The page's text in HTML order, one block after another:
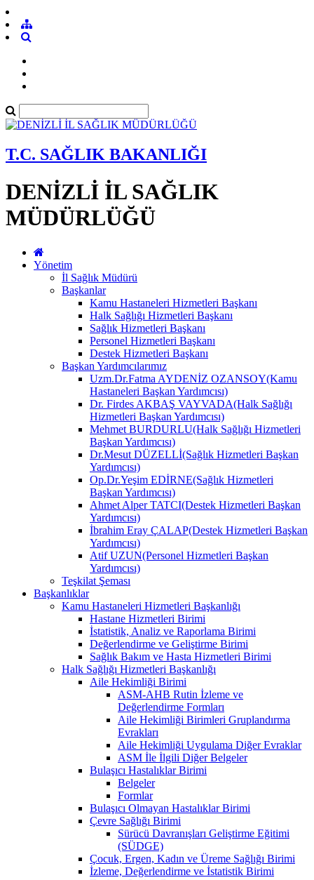
T.C. SAĞLIK BAKANLIĞI
DENİZLİ İL SAĞLIK
MÜDÜRLÜĞÜ
Yönetim
İl Sağlık Müdürü
Başkanlar
Kamu Hastaneleri Hizmetleri Başkanı
Halk Sağlığı Hizmetleri Başkanı
Sağlık Hizmetleri Başkanı
Personel Hizmetleri Başkanı
Destek Hizmetleri Başkanı
Başkan Yardımcılarımız
Uzm.Dr.Fatma AYDENİZ OZANSOY(Kamu
Hastaneleri Başkan Yardımcısı)
Dr. Firdes AKBAŞ VAYVADA(Halk Sağlığı
Hizmetleri Başkan Yardımcısı)
Mehmet BURDURLU(Halk Sağlığı Hizmetleri
Başkan Yardımcısı)
Dr.Mesut DÜZELLİ(Sağlık Hizmetleri Başkan
Yardımcısı)
Op.Dr.Yeşim EDİRNE(Sağlık Hizmetleri
Başkan Yardımcısı)
Ahmet Alper TATCI(Destek Hizmetleri Başkan
Yardımcısı)
İbrahim Eray ÇALAP(Destek Hizmetleri Başkan
Yardımcısı)
Atif UZUN(Personel Hizmetleri Başkan
Yardımcısı)
Teşkilat Şeması
Başkanlıklar
Kamu Hastaneleri Hizmetleri Başkanlığı
Hastane Hizmetleri Birimi
İstatistik, Analiz ve Raporlama Birimi
Değerlendirme ve Geliştirme Birimi
Sağlık Bakım ve Hasta Hizmetleri Birimi
Halk Sağlığı Hizmetleri Başkanlığı
Aile Hekimliği Birimi
ASM-AHB Rutin İzleme ve
Değerlendirme Formları
Aile Hekimliği Birimleri Gruplandırma
Evrakları
Aile Hekimliği Uygulama Diğer Evraklar
ASM İle İlgili Diğer Belgeler
Bulaşıcı Hastalıklar Birimi
Belgeler
Formlar
Bulaşıcı Olmayan Hastalıklar Birimi
Çevre Sağlığı Birimi
Sürücü Davranışları Geliştirme Eğitimi
(SÜDGE)
Çocuk, Ergen, Kadın ve Üreme Sağlığı Birimi
İzleme, Değerlendirme ve İstatistik Birimi